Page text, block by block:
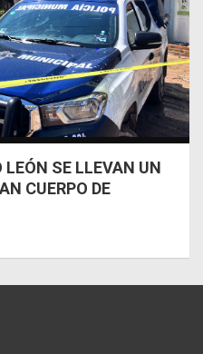
LEÓN SE LLEVAN UN
CUERPO DE